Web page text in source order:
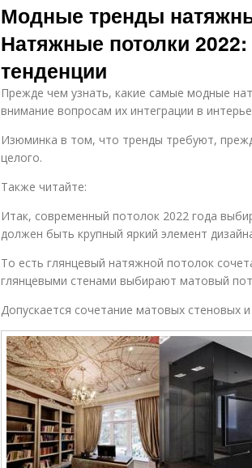
Модные тренды
Натяжные потолки
тенденции
Прежде чем узнать, какие самые модные
внимание вопросам их интеграции в
Изюминка в том, что тренды требуют,
целого.
Также читайте:
Итак, современный потолок 2022 года
должен быть крупный яркий элемент
То есть глянцевый натяжной потолок
глянцевыми стенами выбирают матовый
Допускается сочетание матовых стеновых